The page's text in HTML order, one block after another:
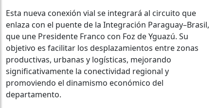
Esta nueva conexión vial se integrará al circuito que
enlaza con el puente de la Integración Paraguay–Brasil,
que une Presidente Franco con Foz de Yguazú. Su
objetivo es facilitar los desplazamientos entre zonas
productivas, urbanas y logísticas, mejorando
significativamente la conectividad regional y
promoviendo el dinamismo económico del
departamento.